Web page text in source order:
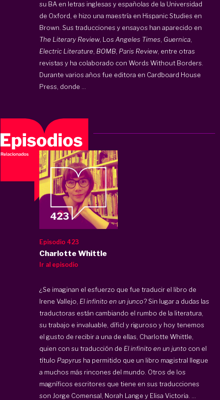
su BA en letras inglesas y españolas de la Universidad
de Oxford, e hizo una maestría en Hispanic Studies en
Brown. Sus traducciones y ensayos han aparecido en
The Literary Review, Los Angeles Times Guernica
Electric Literature BOMB Paris Review, entre otras
revistas y ha colaborado con Words Without Borders
Durante varios años fue editora en Cardboard House
Press, donde ...
Episodio 423
Charlotte Whittle
Ir al episodio
¿Se imaginan el esfuerzo que fue traducir el libro de
Irene Vallejo, El infinito en un junco? Sin lugar a dudas las
traductoras están cambiando el rumbo de la literatura,
su trabajo e invaluable, díficl y riguroso y hoy tenemos
el gusto de recibir a una de ellas, Charlotte Whittle,
quien con su traducción de El infinito en un junto con el
título Papyrus ha permitido que un libro magistral llegue
a muchos más rincones del mundo. Otros de los
magníficos escritores que tiene en sus traducciones
son Jorge Comensal, Norah Lange y Elisa Victoria. ...